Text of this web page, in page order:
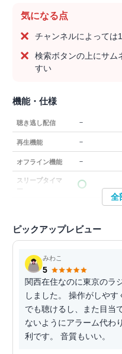
気になる点
チャンネルによっては
検索ボタンの上にサム
すい
機能・仕様
聴き逃し配信 －
再生機能 －
オフライン機能 －
スリープタイマ
全
ピックアップレビュー
みわこ
5
関西在住なのに東京のラ
しました。 操作がしやす
でも聴けるし、また目当
ないようにアラーム代わ
利です。 音質もいい。